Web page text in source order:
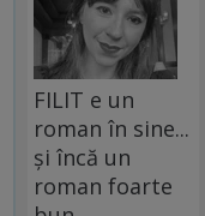
FILIT e un
roman în sine...
și încă un
roman foarte